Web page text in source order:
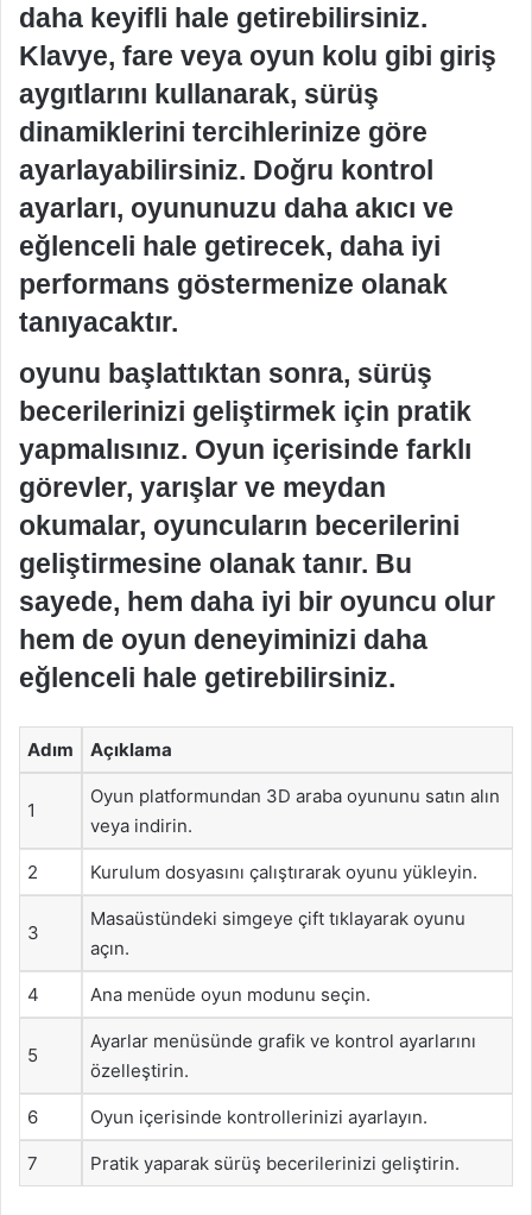
daha keyifli hale getirebilirsiniz.
Klavye, fare veya oyun kolu gibi giriş
aygıtlarını kullanarak, sürüş
dinamiklerini tercihlerinize göre
ayarlayabilirsiniz. Doğru kontrol
ayarları, oyununuzu daha akıcı ve
eğlenceli hale getirecek, daha iyi
performans göstermenize olanak
tanıyacaktır.
oyunu başlattıktan sonra, sürüş
becerilerinizi geliştirmek için pratik
yapmalısınız. Oyun içerisinde farklı
görevler, yarışlar ve meydan
okumalar, oyuncuların becerilerini
geliştirmesine olanak tanır. Bu
sayede, hem daha iyi bir oyuncu olur
hem de oyun deneyiminizi daha
eğlenceli hale getirebilirsiniz.
Adım Açıklama
1
Oyun platformundan 3D araba oyununu satın alın
veya indirin.
2 Kurulum dosyasını çalıştırarak oyunu yükleyin.
3
Masaüstündeki simgeye çift tıklayarak oyunu
açın.
4 Ana menüde oyun modunu seçin.
5
Ayarlar menüsünde grafik ve kontrol ayarlarını
özelleştirin.
6 Oyun içerisinde kontrollerinizi ayarlayın.
7 Pratik yaparak sürüş becerilerinizi geliştirin.